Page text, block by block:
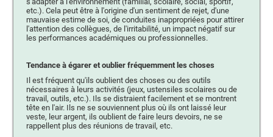
etc.). Cela peut être à l'origine d'un sentiment de rejet, d'une
mauvaise estime de soi, de conduites inappropriées pour attirer
l'attention des collègues, de l'irritabilité, un impact négatif sur
les performances académiques ou professionnelles.
Tendance à égarer et oublier fréquemment les choses
Il est fréquent qu'ils oublient des choses ou des outils
nécessaires à leurs activités (jeux, ustensiles scolaires ou de
travail, outils, etc.). Ils se distraient facilement et se montrent
tête en l'air. Ils ne se souviennent plus où ils ont laissé leur
veste, leur argent, ils oublient de faire leurs devoirs, ne se
rappellent plus des réunions de travail, etc.